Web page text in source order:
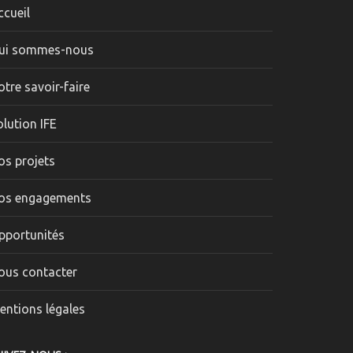
sommes-nous
savoir-faire
IFE
projets
engagements
contacter
légales